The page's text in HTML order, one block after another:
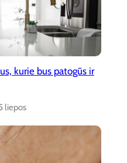
kurie bus patogūs ir
liepos